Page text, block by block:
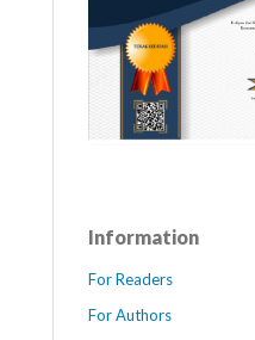
Information
For Readers
For Authors